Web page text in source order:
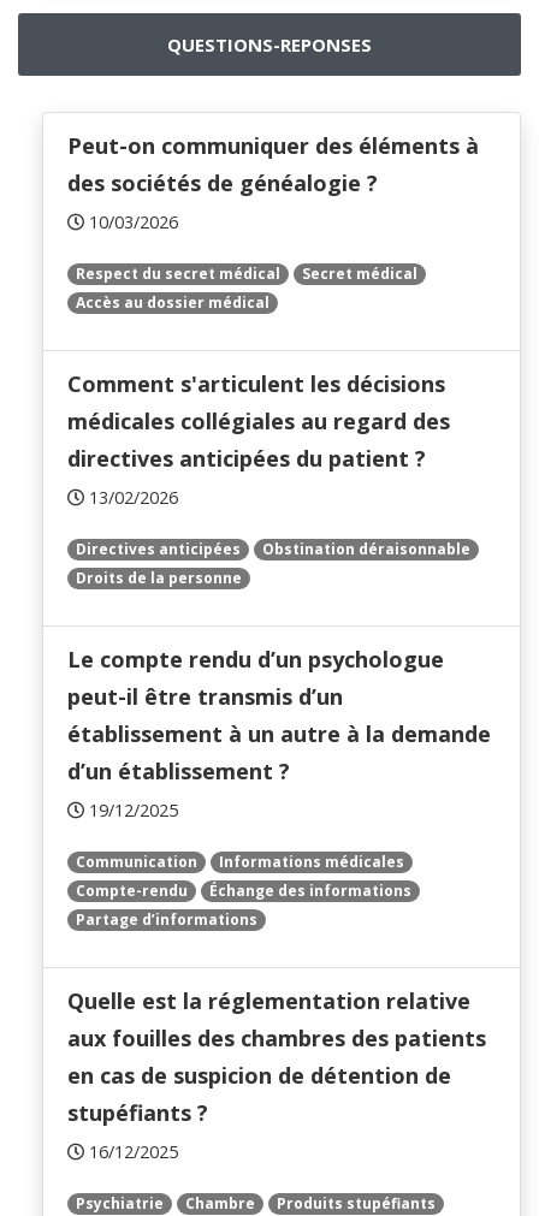
QUESTIONS-REPONSES
Peut-on communiquer des éléments à
des sociétés de généalogie ?
10/03/2026
Respect du secret médical
Secret médical
Accès au dossier médical
Comment s'articulent les décisions
médicales collégiales au regard des
directives anticipées du patient ?
13/02/2026
Directives anticipées
Obstination déraisonnable
Droits de la personne
Le compte rendu d’un psychologue
peut-il être transmis d’un
établissement à un autre à la demande
d’un établissement ?
19/12/2025
Communication
Informations médicales
Compte-rendu
Échange des informations
Partage d’informations
Quelle est la réglementation relative
aux fouilles des chambres des patients
en cas de suspicion de détention de
stupéfiants ?
16/12/2025
Psychiatrie Chambre
Produits stupéfiants